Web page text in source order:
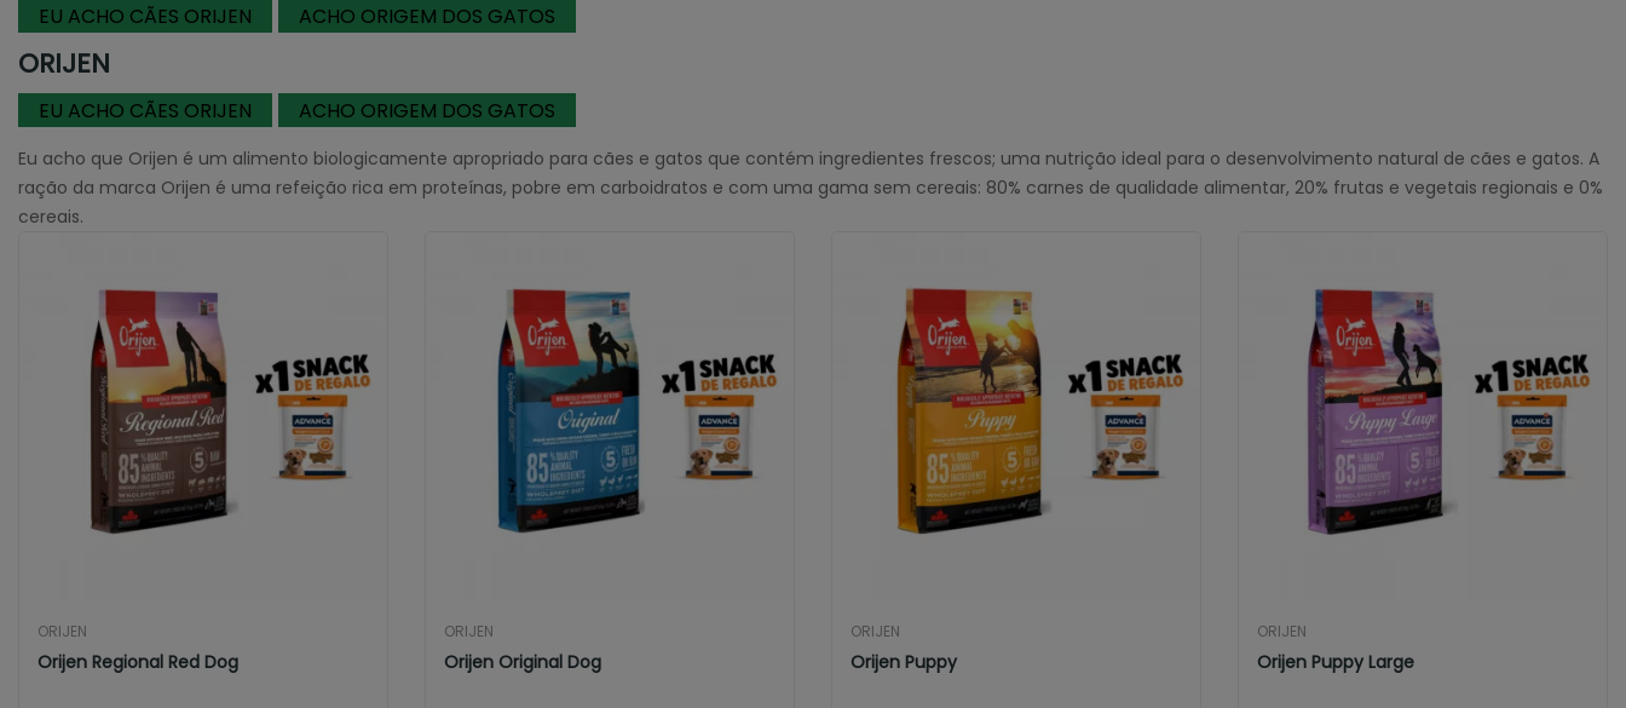
EU ACHO CÃES ORIJEN ACHO ORIGEM DOS GATOS
ORIJEN
EU ACHO CÃES ORIJEN ACHO ORIGEM DOS GATOS
Eu acho que Orijen é um alimento biologicamente apropriado para cães e gatos que contém ingredientes frescos; uma nutrição ideal para o desenvolvimento natural de cães e gatos. A
ração da marca Orijen é uma refeição rica em proteínas, pobre em carboidratos e com uma gama sem cereais: 80% carnes de qualidade alimentar, 20% frutas e vegetais regionais e 0%
cereais.
ORIJEN
Orijen Regional Red Dog
ORIJEN
Orijen Original Dog
ORIJEN
Orijen Puppy
ORIJEN
Orijen Puppy Large